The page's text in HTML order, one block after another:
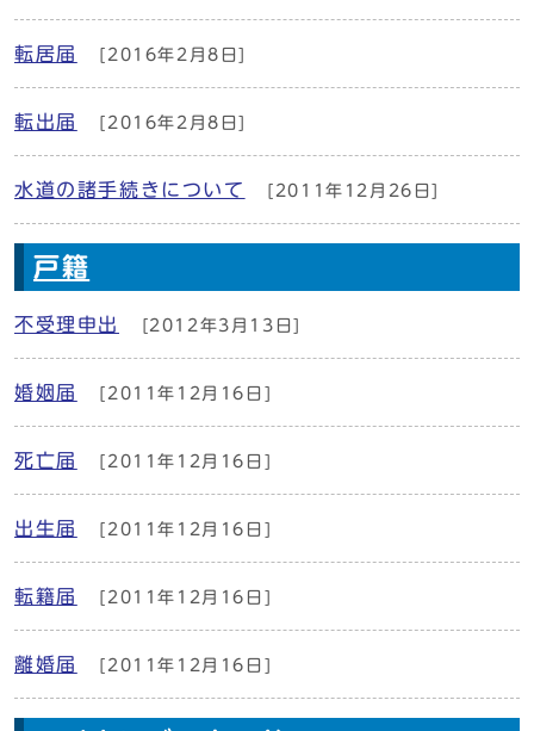
転居届 [2016年2月8日]
転出届 [2016年2月8日]
水道の諸手続きについて [2011年12月26日]
戸籍
不受理申出 [2012年3月13日]
婚姻届 [2011年12月16日]
死亡届 [2011年12月16日]
出生届 [2011年12月16日]
転籍届 [2011年12月16日]
離婚届 [2011年12月16日]